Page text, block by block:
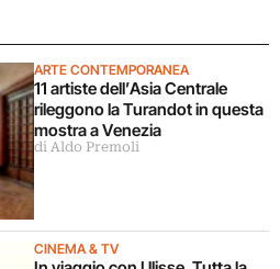
ARTE CONTEMPORANEA
11 artiste dell’Asia Centrale
rileggono la Turandot in questa
mostra a Venezia
di Aldo Premoli
CINEMA & TV